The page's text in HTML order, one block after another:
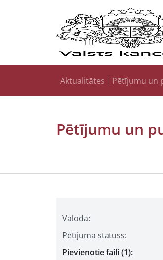
Aktualitātes Pētījumu un
Pētījumu un
Valoda:
Pētījuma statuss:
Pievienotie faili (1):